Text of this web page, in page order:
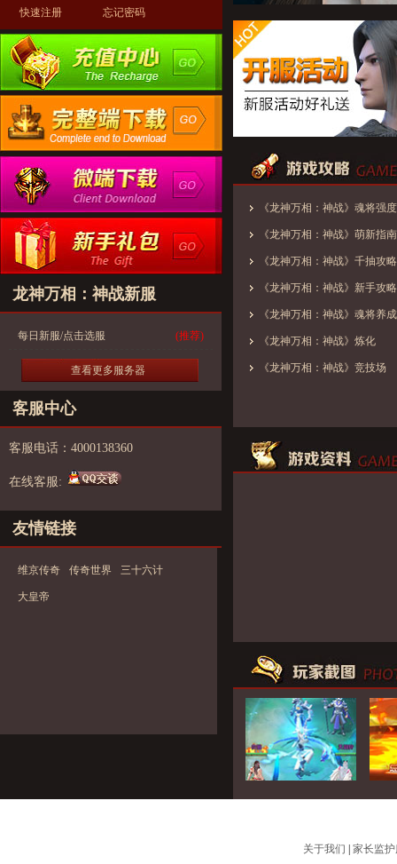
快速注册 忘记密码
龙神万相：神战新服
每日新服/点击选服 (推荐)
查看更多服务器
客服中心
客服电话：4000138360
在线客服:
友情链接
维京传奇 传奇世界 三十六计
大皇帝
《龙神万相：神战》魂将强
《龙神万相：神战》萌新指南
《龙神万相：神战》千抽攻
《龙神万相：神战》新手攻略
《龙神万相：神战》魂将养成
《龙神万相：神战》炼化
《龙神万相：神战》竞技场
关于我们
家长监